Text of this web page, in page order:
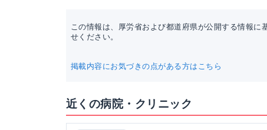
この情報は、厚労省および都道府県が公開する情報
せください。
掲載内容にお気づきの点がある方はこちら
近くの病院・クリニック